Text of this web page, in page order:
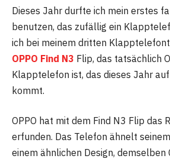
Dieses Jahr durfte ich mein erstes
benutzen, das zufällig ein
ich bei meinem dritten
OPPO Find N3 Flip, das tatsächlich
Klapptelefon ist, das dieses Jahr
kommt.
OPPO hat mit dem Find N3 Flip das
erfunden. Das Telefon ähnelt
einem ähnlichen Design, demselben